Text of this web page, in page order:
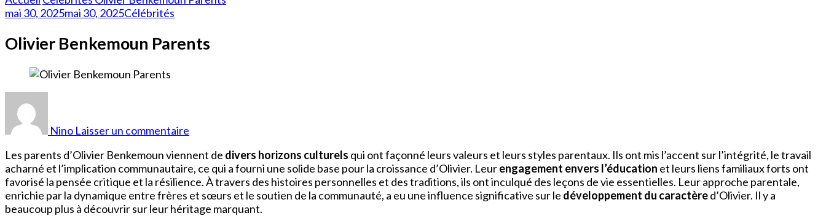
chose
?
mai 30, 2025mai 30, 2025Célébrités
Olivier Benkemoun Parents
Nino Laisser un commentaire
Parents
Les parents d’Olivier Benkemoun viennent de divers horizons culturels qui ont façonné leurs valeurs et leurs styles parentaux. Ils ont mis l’accent sur l’intégrité, le travail
acharné et l’implication communautaire, ce qui a fourni une solide base pour la croissance d’Olivier. Leurengagement envers l’éducation et leurs liens familiaux forts ont
favorisé la pensée critique et la résilience. À travers des histoires personnelles et des traditions, ils ont inculqué des leçons de vie essentielles. Leur approche parentale,
enrichie par la dynamique entre frères et sœurs et le soutien de la communauté, a eu une influence significative sur le développement du caractèred’Olivier. Il y a
beaucoup plus à découvrir sur leur héritage marquant.